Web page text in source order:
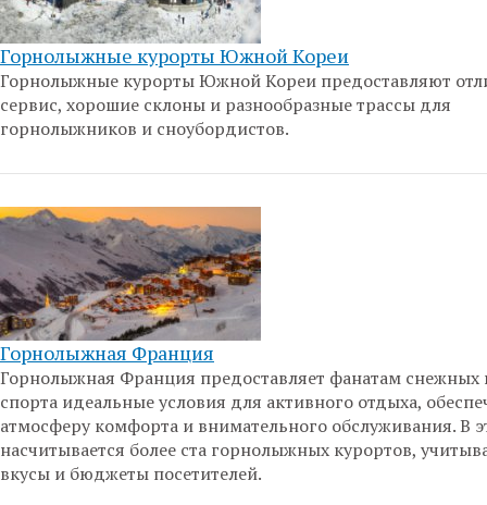
Горнолыжные курорты Южной Кореи
Горнолыжные курорты Южной Кореи предоставляют
сервис, хорошие склоны и разнообразные трассы для
горнолыжников и сноубордистов.
Горнолыжная Франция
Горнолыжная Франция предоставляет фанатам снежных
спорта идеальные условия для активного отдыха,
атмосферу комфорта и внимательного обслуживания. В
насчитывается более ста горнолыжных курортов,
вкусы и бюджеты посетителей.